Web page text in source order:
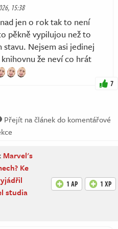
15:38
jen o rok tak to není
pěkně vypilujou než to
Nejsem asi jedinej
že neví co hrát
7
Přejít na článek do komentářové
Marvel's
Ke
studia
1 AP 1 XP